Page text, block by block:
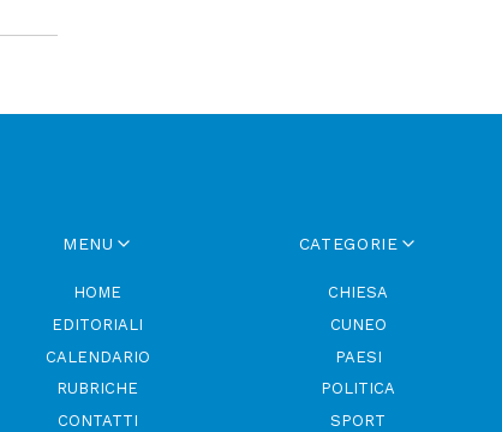
MENU
HOME
EDITORIALI
CALENDARIO
RUBRICHE
CONTATTI
CATEGORIE
CHIESA
CUNEO
PAESI
POLITICA
SPORT